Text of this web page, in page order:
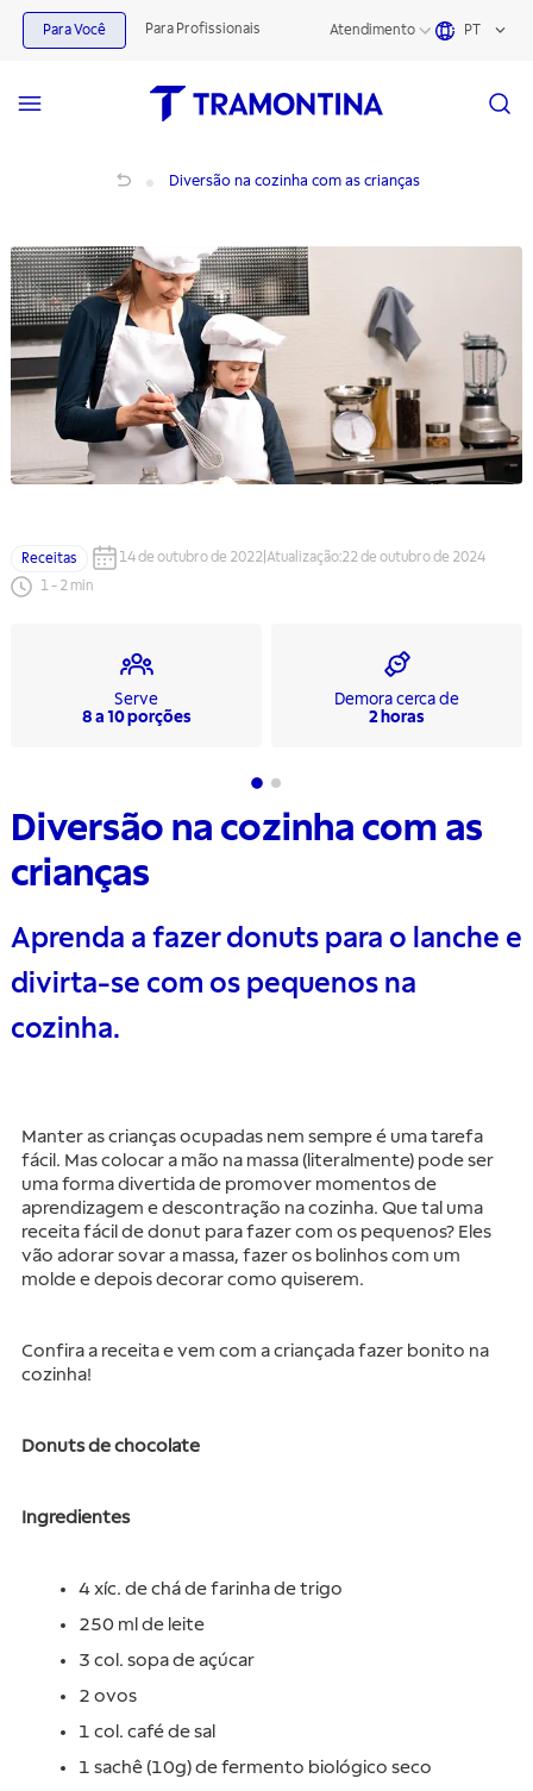
Para Você Para Profissionais Atendimento PT
Diversão na cozinha com as crianças
Receitas 14 de outubro de 2022 Atualização:22 de outubro de 2024
1- 2 min
Serve
8 a 10 porções
Demora cerca de
2 horas
Diversão na cozinha com as
crianças
Aprenda a fazer donuts para o lanche e
divirta-se com os pequenos na
cozinha.
Manter as crianças ocupadas nem sempre é uma tarefa
fácil. Mas colocar a mão na massa (literalmente) pode ser
uma forma divertida de promover momentos de
aprendizagem e descontração na cozinha. Que tal uma
receita fácil de donut para fazer com os pequenos? Eles
vão adorar sovar a massa, fazer os bolinhos com um
molde e depois decorar como quiserem.
Confira a receita e vem com a criançada fazer bonito na
cozinha!
Donuts de chocolate
Ingredientes
4 xíc. de chá de farinha de trigo
250 ml de leite
3 col. sopa de açúcar
2 ovos
1 col. café de sal
1 sachê (10g) de fermento biológico seco